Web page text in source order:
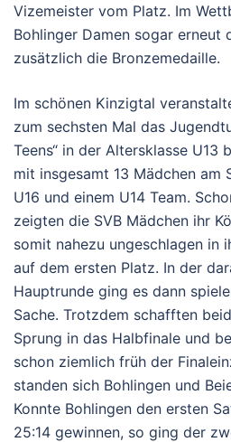
Vizemeister vom Platz. Im
Bohlinger Damen sogar erneut
zusätzlich die Bronzemedaille.
Im schönen Kinzigtal
zum sechsten Mal das
Teens“ in der Altersklasse U13
mit insgesamt 13 Mädchen am
U16 und einem U14 Team.
zeigten die SVB Mädchen ihr
somit nahezu ungeschlagen in
auf dem ersten Platz. In der
Hauptrunde ging es dann
Sache. Trotzdem schafften
Sprung in das Halbfinale und
schon ziemlich früh der
standen sich Bohlingen und
Konnte Bohlingen den ersten
25:14 gewinnen, so ging der